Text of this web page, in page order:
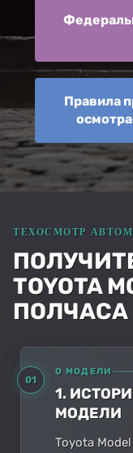
Правила
TOYOTA
ПОЛЧАСА
01
О МОДЕЛИ
1.
МОДЕЛИ
Toyota